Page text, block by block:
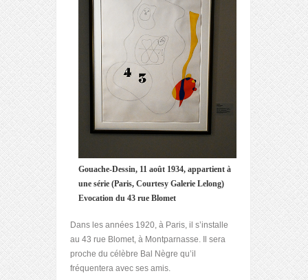
Gouache-Dessin, 11 août 1934, appartient à
une série (Paris, Courtesy Galerie Lelong)
Evocation du 43 rue Blomet
Dans les années 1920, à Paris, il s’installe
au 43 rue Blomet, à Montparnasse. Il sera
proche du célèbre Bal Nègre qu’il
fréquentera avec ses amis.